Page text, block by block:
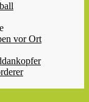
vor Ort